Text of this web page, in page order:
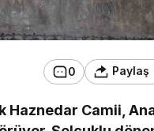
0 Paylaş
Haznedar Camii,